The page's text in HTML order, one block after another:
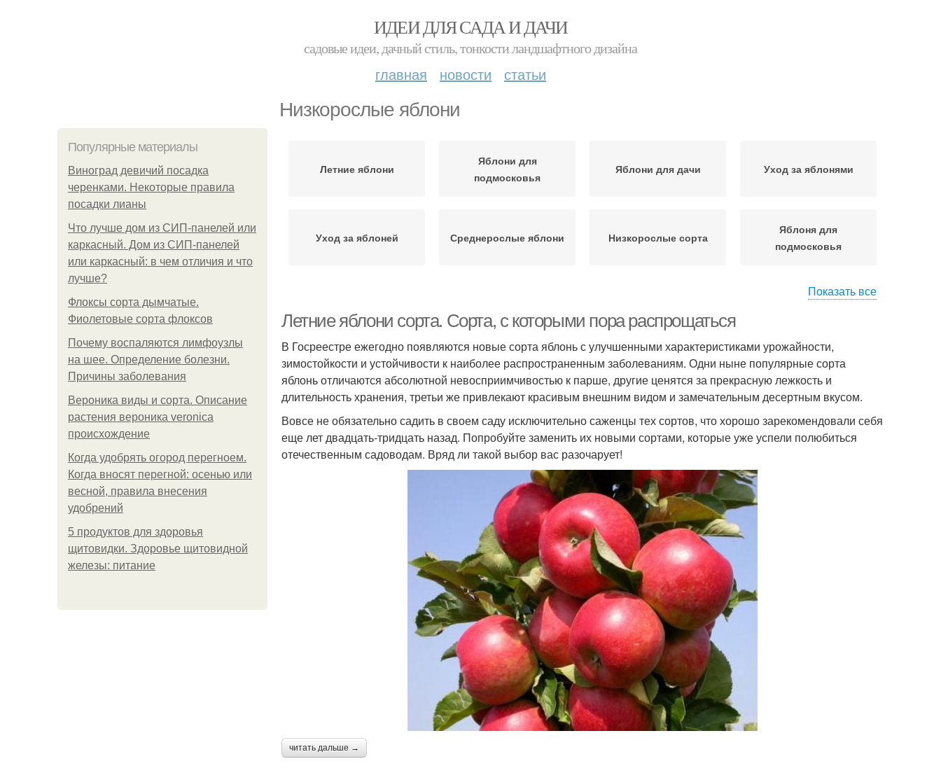
ИДЕИ ДЛЯ САДА И ДАЧИ
садовые идеи, дачный стиль, тонкости ландшафтного дизайна
главная новости статьи
Низкорослые яблони
Популярные материалы
Виноград девичий посадка
черенками. Некоторые правила
посадки лианы
Что лучше дом из СИП-панелей или
каркасный. Дом из СИП-панелей
или каркасный: в чем отличия и что
лучше?
Флоксы сорта дымчатые.
Фиолетовые сорта флоксов
Почему воспаляются лимфоузлы
на шее. Определение болезни.
Причины заболевания
Вероника виды и сорта. Описание
растения вероника veronica
происхождение
Когда удобрять огород перегноем.
Когда вносят перегной: осенью или
весной, правила внесения
удобрений
5 продуктов для здоровья
щитовидки. Здоровье щитовидной
железы: питание
Летние яблони
Яблони для
подмосковья
Яблони для дачи Уход за яблонями
Уход за яблоней Среднерослые яблони Низкорослые сорта
Яблоня для
подмосковья
среднерослом подвое
ростом
Яблони на низкорослом
Карликовые яблони Яблони от питомника
Показать все
Летние яблони сорта. Сорта, с которыми пора распрощаться
В Госреестре ежегодно появляются новые сорта яблонь с улучшенными характеристиками урожайности,
зимостойкости и устойчивости к наиболее распространенным заболеваниям. Одни ныне популярные сорта
яблонь отличаются абсолютной невосприимчивостью к парше, другие ценятся за прекрасную лежкость и
длительность хранения, третьи же привлекают красивым внешним видом и замечательным десертным вкусом.
Вовсе не обязательно садить в своем саду исключительно саженцы тех сортов, что хорошо зарекомендовали себя
еще лет двадцать-тридцать назад. Попробуйте заменить их новыми сортами, которые уже успели полюбиться
отечественным садоводам. Вряд ли такой выбор вас разочарует!
читать дальше →